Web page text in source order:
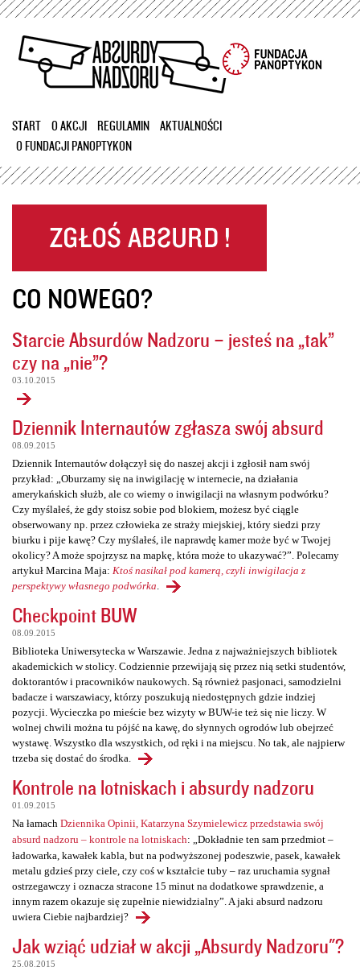
Przejdź
treści
START O AKCJI REGULAMIN
AKTUALNOŚCI
O FUNDACJI PANOPTYKON
CO NOWEGO?
Starcie Absurdów Nadzoru – jesteś na „tak”
czy na „nie”?
03.10.2015
Dziennik Internautów zgłasza swój absurd
08.09.2015
Dziennik Internautów dołączył się do naszej akcji i zgłosił nam swój
przykład: „Oburzamy się na inwigilację w internecie, na działania
amerykańskich służb, ale co wiemy o inwigilacji na własnym podwórku?
Czy myślałeś, że gdy stoisz sobie pod blokiem, możesz być ciągle
obserwowany np. przez człowieka ze straży miejskiej, który siedzi przy
biurku i pije kawę? Czy myślałeś, ile naprawdę kamer może być w Twojej
okolicy? A może spojrzysz na mapkę, która może to ukazywać?”. Polecamy
artykuł Marcina Maja: Ktoś nasikał pod kamerą, czyli inwigilacja z
perspektywy własnego podwórka
Checkpoint BUW
08.09.2015
Biblioteka Uniwersytecka w Warszawie. Jedna z najważniejszych bibliotek
akademickich w stolicy. Codziennie przewijają się przez nią setki studentów,
doktorantów i pracowników naukowych. Są również pasjonaci, samodzielni
badacze i warszawiacy, którzy poszukują niedostępnych gdzie indziej
pozycji. Wycieczka po mieście bez wizyty w BUW-ie też się nie liczy. W
wolnej chwili można tu pójść na kawę, do słynnych ogrodów lub obejrzeć
wystawę. Wszystko dla wszystkich, od ręki i na miejscu. No tak, ale najpierw
trzeba się dostać do środka.
Kontrole na lotniskach i absurdy nadzoru
01.09.2015
Na łamach Dziennika Opinii, Katarzyna Szymielewicz przedstawia swój
absurd nadzoru – kontrole na lotniskach: „Dokładnie ten sam przedmiot –
ładowarka, kawałek kabla, but na podwyższonej podeszwie, pasek, kawałek
metalu gdzieś przy ciele, czy coś w kształcie tuby – raz uruchamia sygnał
ostrzegawczy i oznacza stracone 15 minut na dodatkowe sprawdzenie, a
innym razem okazuje się zupełnie niewidzialny”. A jaki absurd nadzoru
uwiera Ciebie najbardziej?
Jak wziąć udział w akcji „Absurdy Nadzoru"?
25.08.2015